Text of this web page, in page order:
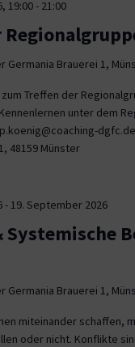
19:00- 21:00
Germania Brauerei 1,
zum Treffen der
unter dem
48159 Münster
- 19. September 2026
Germania Brauerei 1,
miteinander schaffen,
oder nicht. Konflikte